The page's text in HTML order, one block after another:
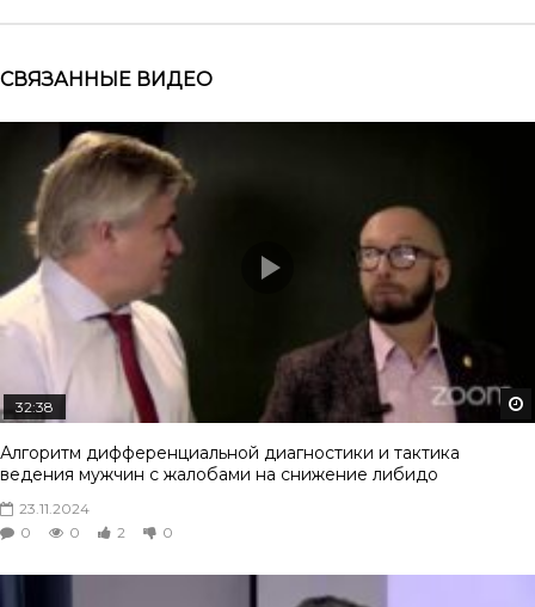
СВЯЗАННЫЕ ВИДЕО
32:38
Алгоритм дифференциальной диагностики и тактика
ведения мужчин с жалобами на снижение либидо
23.11.2024
0
0 2 0